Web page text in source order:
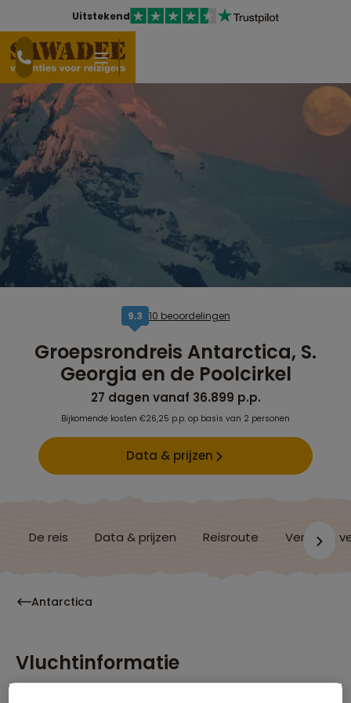
Uitstekend
9,3 10 beoordelingen
Groepsrondreis Antarctica, S.
Georgia en de Poolcirkel
27 dagen vanaf 36.899 p.p.
Bijkomende kosten €26,25 p.p. op basis van 2 personen
Data & prijzen
De reis Data & prijzen Reisroute Verblijf &
Antarctica
Vluchtinformatie